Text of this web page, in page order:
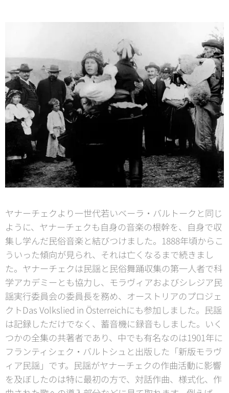
ヤナーチェクより一世代若いベーラ・バルトークと同じ
ように、ヤナーチェクも自身の音楽の根幹を、自身で収
集し学んだ民俗音楽と結びつけました。1888年頃からこ
ういった傾向が見られ、それは亡くなるまで続きまし
た。ヤナーチェクは民謡と民俗舞踊収集の第一人者で科
学アカデミーとも協力し、モラヴィアおよびシレジア民
謡実行委員会の委員長を務め、オーストリアのプロジェ
クトDas Volkslied in Österreichにも参加しました。民謡
は記録しただけでなく、蓄音機に録音もしました。いく
つかの全集の共著者であり、中でも有名なのは1901年に
フランティシェク・バルトシュと出版した「新版モラヴ
ィア民謡」です。民謡がヤナーチェクの作曲活動に影響
を及ぼしたのは特に最初の方で、対話作曲、様式化、作